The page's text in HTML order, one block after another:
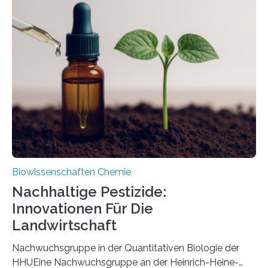
Region Kachin in Myanmar und hat sich in
ausgezeichnetem Zustand erhalten. Es konnte als neue
Art einer neuen Gattung beschrieben werden und trägt
nun den Namen Cretosabethes primaevus. Dieser erste
fossile Nachweis einer Stechmückenlarve in Bernstein
stellt gleichzeitig den ersten Fossilfund einer
Mückenlarve aus dem Mesozoikum dar, denn…
Biowissenschaften Chemie
Nachhaltige Pestizide:
Innovationen Für Die
Landwirtschaft
Nachwuchsgruppe in der Quantitativen Biologie der
HHUEine Nachwuchsgruppe an der Heinrich-Heine-